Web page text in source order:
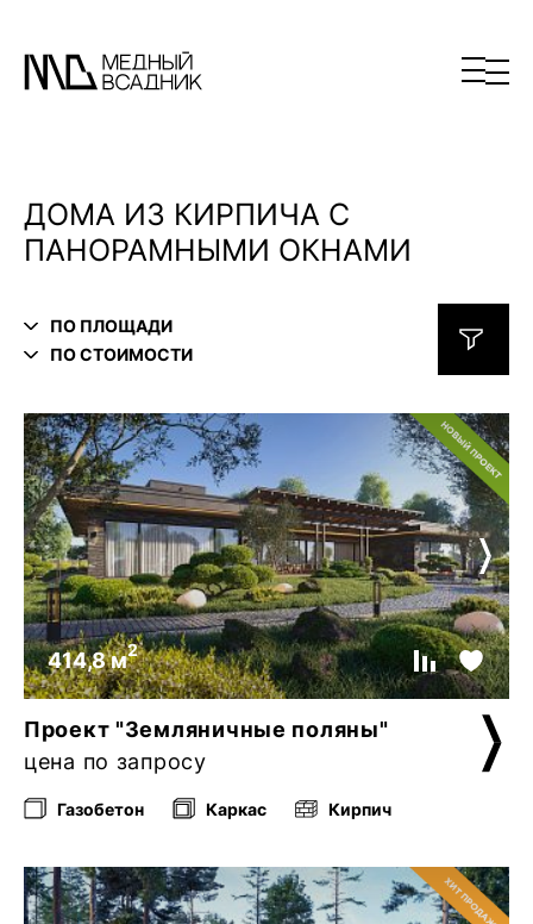
ДОМА ИЗ КИРПИЧА С
ПАНОРАМНЫМИ ОКНАМИ
ПО ПЛОЩАДИ
ПО СТОИМОСТИ
414,8 м2
Проект "Земляничные поляны"
цена по запросу
Газобетон Каркас Кирпич